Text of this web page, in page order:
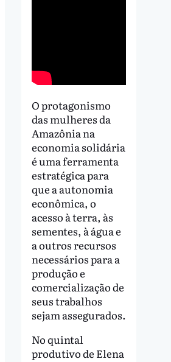
O protagonismo
das mulheres da
Amazônia na
economia solidária
é uma ferramenta
estratégica para
que a autonomia
econômica, o
acesso à terra, às
sementes, à água e
a outros recursos
necessários para a
produção e
comercialização de
seus trabalhos
sejam assegurados.
No quintal
produtivo de Elena